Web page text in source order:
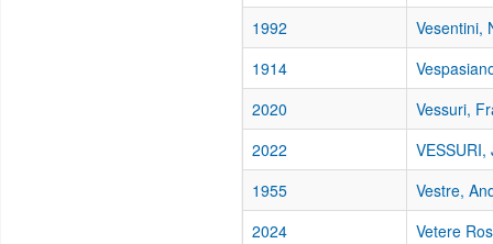
1992
Vesentini,
1914
2020
Vessuri,
2022
1955
Vestre,
2024
Vetere